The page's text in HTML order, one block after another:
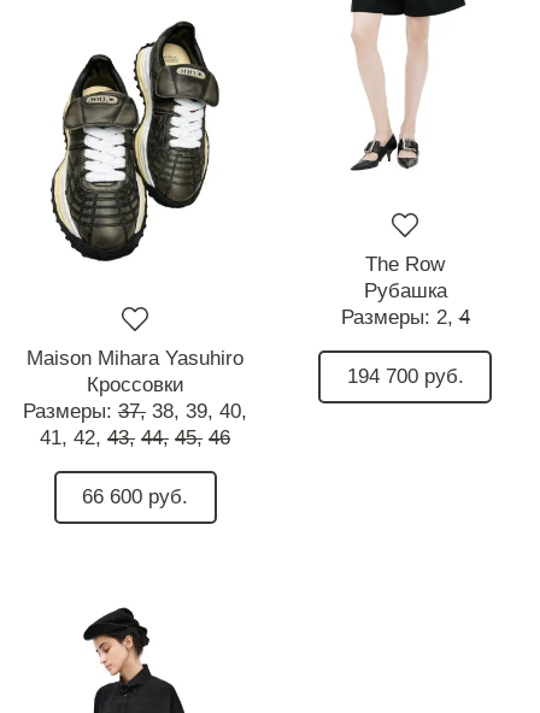
Maison Mihara Yasuhiro
Кроссовки
Размеры: 37, 38, 39, 40,
41, 42, 43, 44, 45, 46
66 600 руб.
The Row
Рубашка
Размеры: 2, 4
194 700 руб.